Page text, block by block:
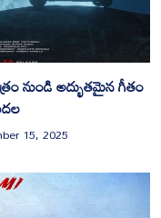
నుండి అద్భుతమైన గీతం
15, 2025